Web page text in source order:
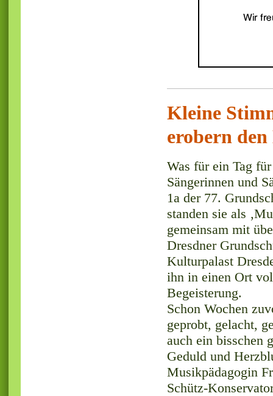
Kleine
erobern
Was für ein Tag
Sängerinnen und
1a der 77.
standen sie als
gemeinsam mit
Dresdner
Kulturpalast
ihn in einen Ort
Begeisterung.
Schon Wochen
geprobt, gelacht,
auch ein bisschen
Geduld und
Musikpädagogin
Schütz-